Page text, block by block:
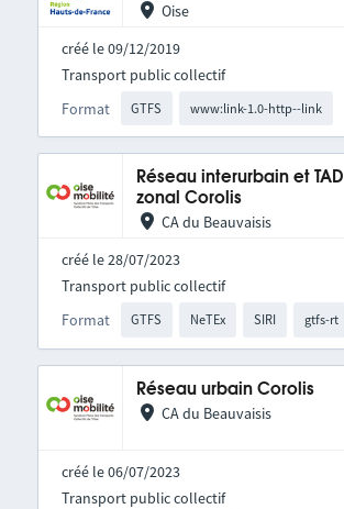
Oise
créé le 09/12/2019
Format GTFS www:link-1.0-http--link
Transport public collectif
Réseau interurbain et TAD
zonal Corolis
CA du Beauvaisis
créé le 28/07/2023
Format GTFS NeTEx SIRI gtfs-rt
Transport public collectif
Réseau urbain Corolis
CA du Beauvaisis
créé le 06/07/2023
Transport public collectif